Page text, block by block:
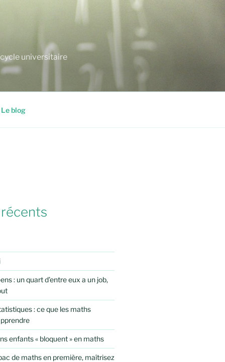
universitaire
Le blog
: un quart d’entre eux a un job,
: ce que les maths
enfants « bloquent » en maths
de maths en première, maîtrisez